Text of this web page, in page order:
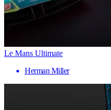
Le Mans Ultimate
Herman Miller